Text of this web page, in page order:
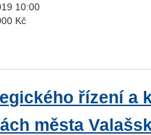
10:00
Kč
řízení a
města